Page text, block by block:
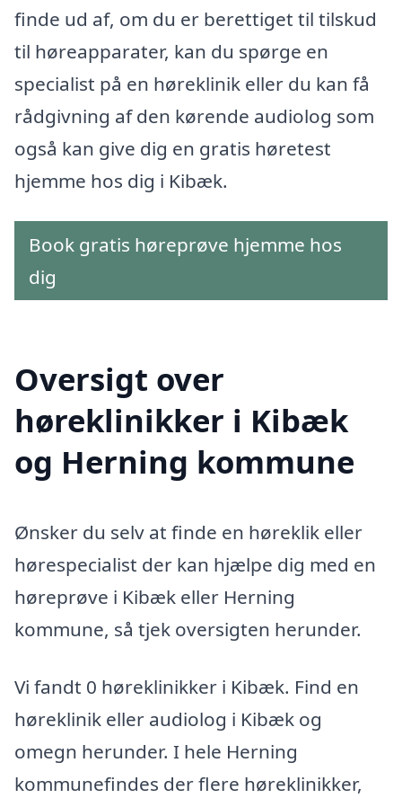
finde ud af, om du er berettiget til tilskud
til høreapparater, kan du spørge en
specialist på en høreklinik eller du kan få
rådgivning af den kørende audiolog som
også kan give dig en gratis høretest
hjemme hos dig i Kibæk.
Book gratis høreprøve hjemme hos
dig
Oversigt over
høreklinikker i Kibæk
og Herning kommune
Ønsker du selv at finde en høreklik eller
hørespecialist der kan hjælpe dig med en
høreprøve i Kibæk eller Herning
kommune, så tjek oversigten herunder.
Vi fandt 0 høreklinikker i Kibæk. Find en
høreklinik eller audiolog i Kibæk og
omegn herunder. I hele Herning
kommunefindes der flere høreklinikker,